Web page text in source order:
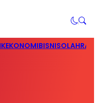
EKONOMIBISNIS